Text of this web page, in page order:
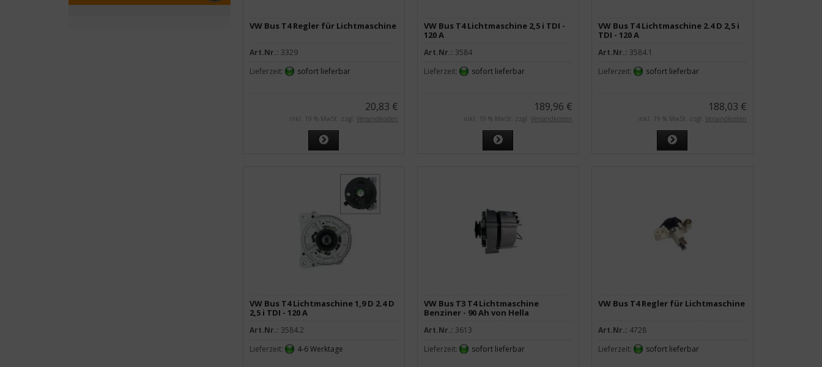
VW Bus T4 Regler für Lichtmaschine
Art.Nr.: 3329
Lieferzeit:
sofort lieferbar
20,83 €
inkl. 19 % MwSt. zzgl. Versandkosten
VW Bus T4 Lichtmaschine 2,5 i TDI -
120 A
Art.Nr.: 3584
Lieferzeit:
sofort lieferbar
189,96 €
inkl. 19 % MwSt. zzgl. Versandkosten
VW Bus T4 Lichtmaschine 2.4 D 2,5 i
TDI - 120 A
Art.Nr.: 3584.1
Lieferzeit:
sofort lieferbar
188,03 €
inkl. 19 % MwSt. zzgl. Versandkosten
VW Bus T4 Lichtmaschine 1,9 D 2.4 D
2,5 i TDI - 120 A
Art.Nr.: 3584.2
Lieferzeit:
4-6 Werktage
VW Bus T3 T4 Lichtmaschine
Benziner - 90 Ah von Hella
Art.Nr.: 3613
Lieferzeit:
sofort lieferbar
VW Bus T4 Regler für Lichtmaschine
Art.Nr.: 4728
Lieferzeit:
sofort lieferbar